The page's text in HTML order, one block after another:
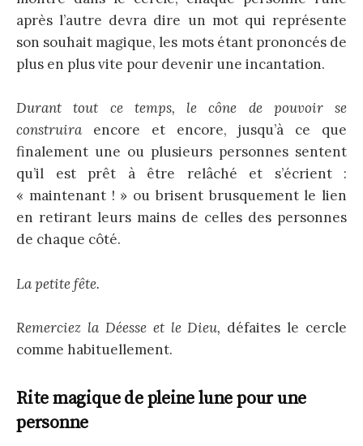
après l’autre devra dire un mot qui représente
son souhait magique, les mots étant prononcés de
plus en plus vite pour devenir une incantation.
Durant tout ce temps, le cône de pouvoir se
construira encore et encore, jusqu’à ce que
finalement une ou plusieurs personnes sentent
qu’il est prêt à être relâché et s’écrient :
« maintenant ! » ou brisent brusquement le lien
en retirant leurs mains de celles des personnes
de chaque côté.
La petite fête.
Remerciez la Déesse et le Dieu, défaites le cercle
comme habituellement.
Rite magique de pleine lune pour une
personne